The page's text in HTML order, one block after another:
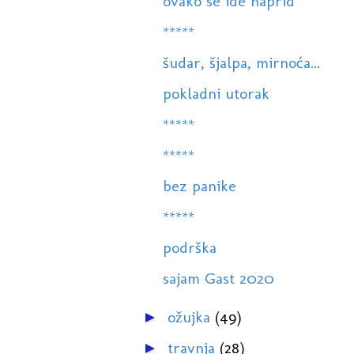
*****
šudar, šjalpa, mirnoća...
pokladni utorak
*****
*****
bez panike
*****
podrška
sajam Gast 2020
► ožujka (49)
► travnja (28)